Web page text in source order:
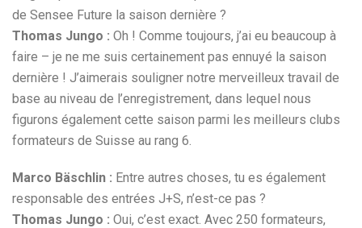
de Sensee Future la saison dernière ?
Thomas Jungo : Oh ! Comme toujours, j’ai eu beaucoup à
faire – je ne me suis certainement pas ennuyé la saison
dernière ! J’aimerais souligner notre merveilleux travail de
base au niveau de l’enregistrement, dans lequel nous
figurons également cette saison parmi les meilleurs clubs
formateurs de Suisse au rang 6.
Marco Bäschlin : Entre autres choses, tu es également
responsable des entrées J+S, n’est-ce pas ?
Thomas Jungo : Oui, c’est exact. Avec 250 formateurs,